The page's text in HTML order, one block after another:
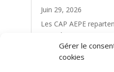
Gérer le
cookies
Juin 29, 2026
Les CAP AEPE
compétences, une
professionnelle
souvenirs.Alors que le